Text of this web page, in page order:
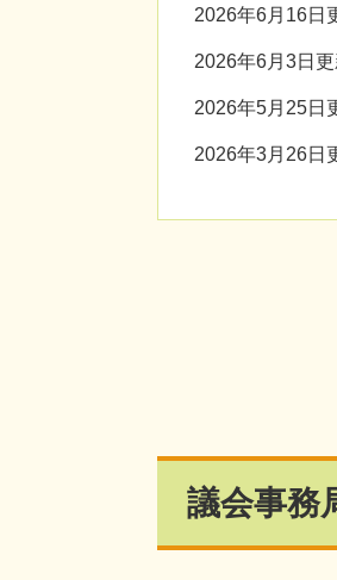
2026年6月16日
2026年6月3日
2026年5月25日
2026年3月26日
議会事務